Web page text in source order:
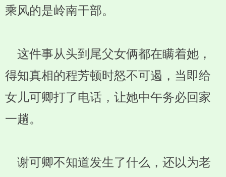
乘风的是岭南干部。
这件事从头到尾父女俩都在瞒着她，
得知真相的程芳顿时怒不可遏，当即给
女儿可卿打了电话，让她中午务必回家
一趟。
谢可卿不知道发生了什么，还以为老